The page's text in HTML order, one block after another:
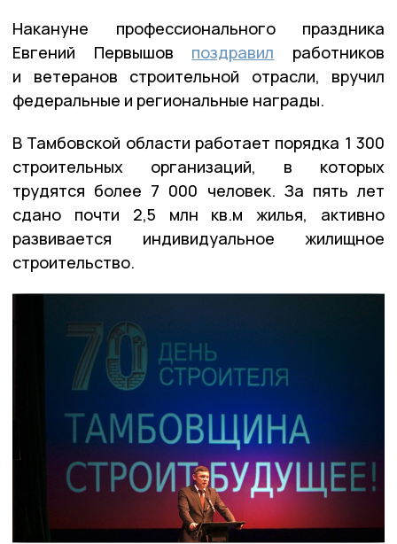
Накануне профессионального праздника
Евгений Первышов поздравил работников
и ветеранов строительной отрасли, вручил
федеральные и региональные награды.
В Тамбовской области работает порядка 1 300
строительных организаций, в которых
трудятся более 7 000 человек. За пять лет
сдано почти 2,5 млн кв.м жилья, активно
развивается индивидуальное жилищное
строительство.